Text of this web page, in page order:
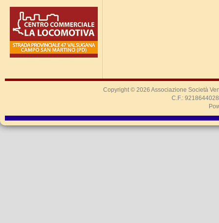
Copyright © 2026 Associazione Società
C.F.: